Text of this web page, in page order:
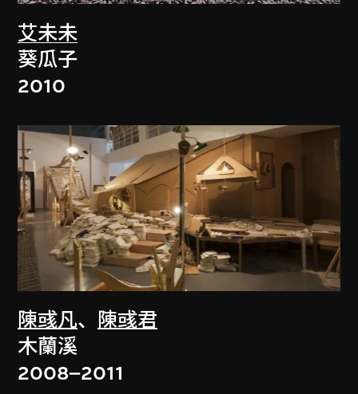
艾未未
葵瓜子
2010
陳彧凡、
陳彧君
木蘭溪
2008–2011